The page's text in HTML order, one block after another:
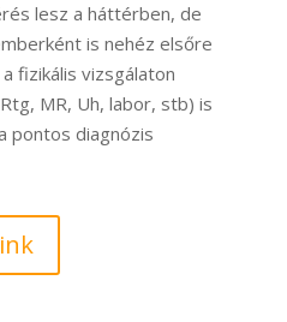
lesz a háttérben, de
is nehéz elsőre
fizikális vizsgálaton
MR, Uh, labor, stb) is
pontos diagnózis